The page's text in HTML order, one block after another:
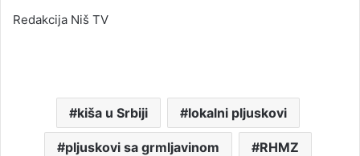
Redakcija Niš TV
kiša u Srbiji lokalni pljuskovi
pljuskovi sa grmljavinom RHMZ